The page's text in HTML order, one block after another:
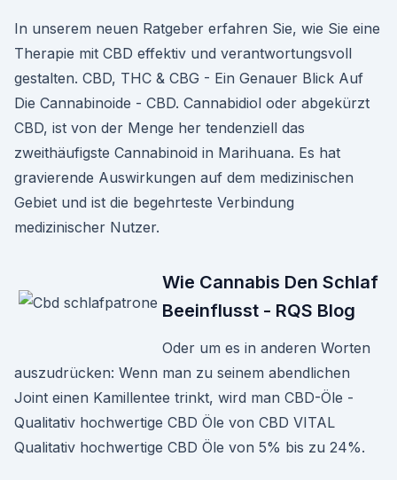
In unserem neuen Ratgeber erfahren Sie, wie Sie eine
Therapie mit CBD effektiv und verantwortungsvoll
gestalten. CBD, THC & CBG - Ein Genauer Blick Auf
Die Cannabinoide - CBD. Cannabidiol oder abgekürzt
CBD, ist von der Menge her tendenziell das
zweithäufigste Cannabinoid in Marihuana. Es hat
gravierende Auswirkungen auf dem medizinischen
Gebiet und ist die begehrteste Verbindung
medizinischer Nutzer.
Wie Cannabis Den Schlaf
Beeinflusst - RQS Blog
Oder um es in anderen Worten
auszudrücken: Wenn man zu seinem abendlichen
Joint einen Kamillentee trinkt, wird man CBD-Öle -
Qualitativ hochwertige CBD Öle von CBD VITAL
Qualitativ hochwertige CBD Öle von 5% bis zu 24%.